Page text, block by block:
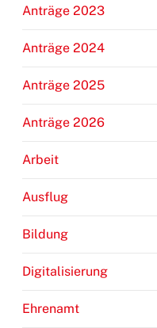
Anträge 2023
Anträge 2024
Anträge 2025
Anträge 2026
Arbeit
Ausflug
Bildung
Digitalisierung
Ehrenamt